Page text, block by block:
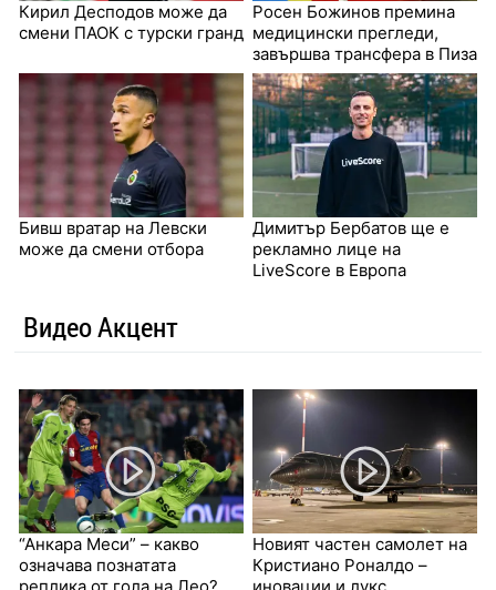
Кирил Десподов може да
смени ПАОК с турски гранд
Росен Божинов премина
медицински прегледи,
завършва трансфера в Пиза
Бивш вратар на Левски
може да смени отбора
Димитър Бербатов ще е
рекламно лице на
LiveScore в Европа
Видео Акцент
“Анкара Меси” – какво
означава познатата
Новият частен самолет на
Кристиано Роналдо –